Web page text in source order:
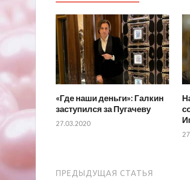
«Где наши деньги»: Галкин
заступился за Пугачеву
27.03.2020
ПРЕДЫДУЩАЯ СТАТЬЯ